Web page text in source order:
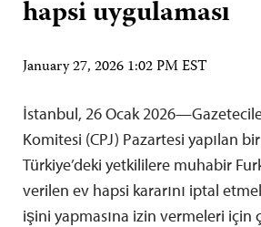
hapsi uygulaması
January 27, 2026 1:02 PM EST
İstanbul, 26 Ocak
Komitesi (CPJ) Pazartesi yapılan
Türkiye’deki yetkililere muhabir
verilen ev hapsi kararını iptal
işini yapmasına izin vermeleri için